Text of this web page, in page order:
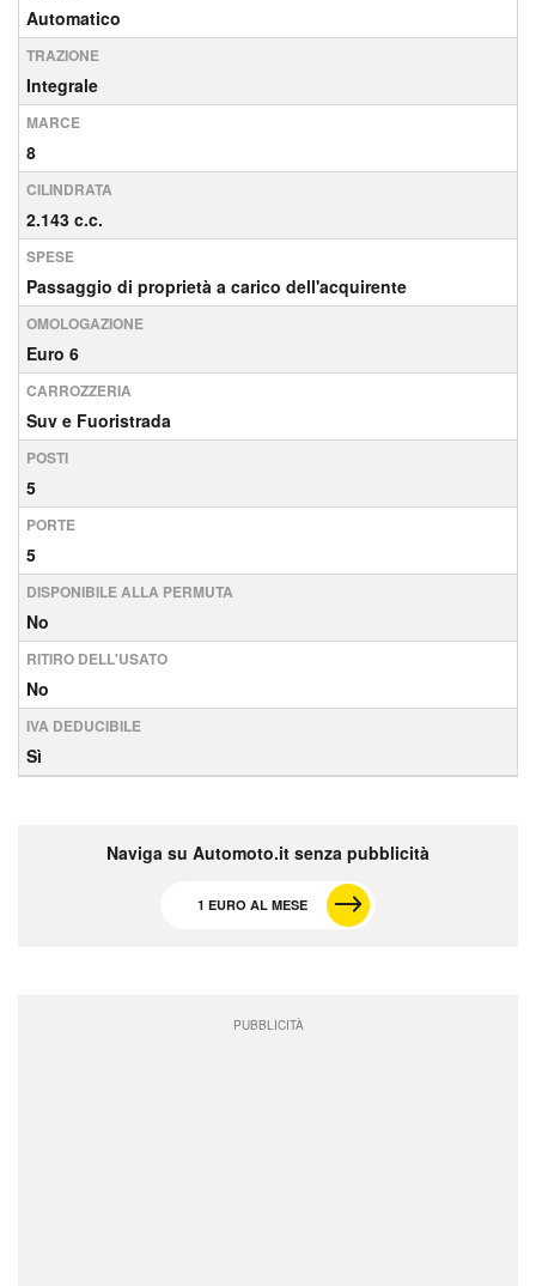
Automatico
TRAZIONE
Integrale
MARCE
8
CILINDRATA
2.143 c.c.
SPESE
Passaggio di proprietà a carico dell'acquirente
OMOLOGAZIONE
Euro 6
CARROZZERIA
Suv e Fuoristrada
POSTI
5
PORTE
5
DISPONIBILE ALLA PERMUTA
No
RITIRO DELL'USATO
No
IVA DEDUCIBILE
Sì
Naviga su Automoto.it senza pubblicità
1 EURO AL MESE
PUBBLICITÀ